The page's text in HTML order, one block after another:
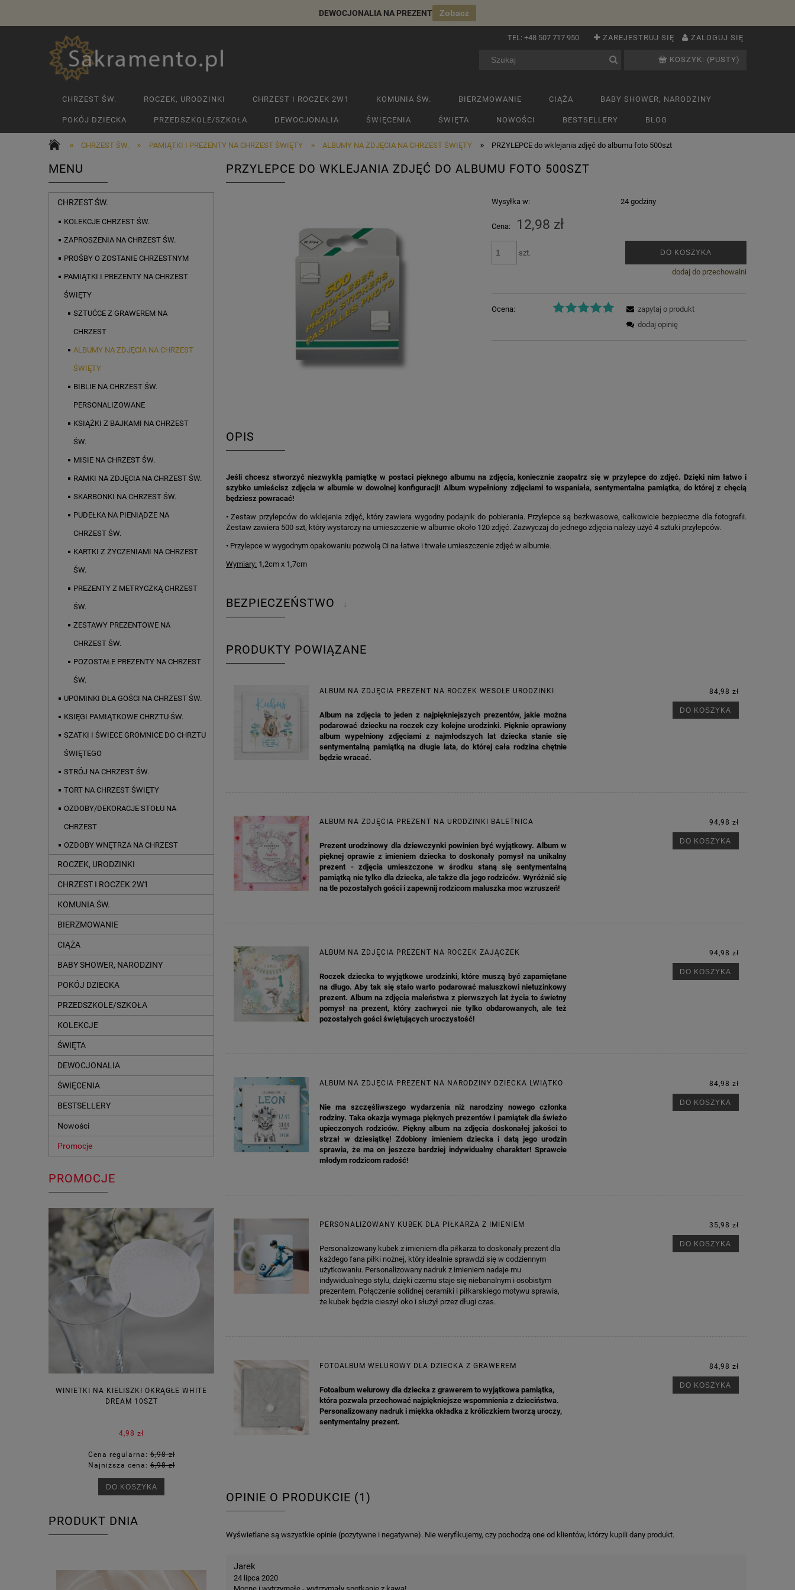
DEWOCJONALIA NA PREZENT Zobacz
ZAREJESTRUJ SIĘ ZALOGUJ SIĘ
TEL: +48 507 717 950
KOSZYK: (PUSTY)
CHRZEST ŚW. ROCZEK, URODZINKI CHRZEST I ROCZEK 2W1 KOMUNIA ŚW. BIERZMOWANIE CIĄŻA BABY SHOWER, NARODZINY
POKÓJ DZIECKA PRZEDSZKOLE/SZKOŁA DEWOCJONALIA ŚWIĘCENIA ŚWIĘTA NOWOŚCI BESTSELLERY BLOG
» CHRZEST ŚW. » PAMIĄTKI I PREZENTY NA CHRZEST ŚWIĘTY » ALBUMY NA ZDJĘCIA NA CHRZEST ŚWIĘTY » PRZYLEPCE do wklejania zdjęć do albumu foto 500szt
MENU
CHRZEST ŚW.
KOLEKCJE CHRZEST ŚW.
ZAPROSZENIA NA CHRZEST ŚW.
PROŚBY O ZOSTANIE CHRZESTNYM
PAMIĄTKI I PREZENTY NA CHRZEST
ŚWIĘTY
SZTUĆCE Z GRAWEREM NA
CHRZEST
ALBUMY NA ZDJĘCIA NA CHRZEST
ŚWIĘTY
BIBLIE NA CHRZEST ŚW.
PERSONALIZOWANE
KSIĄŻKI Z BAJKAMI NA CHRZEST
ŚW.
MISIE NA CHRZEST ŚW.
RAMKI NA ZDJĘCIA NA CHRZEST ŚW.
SKARBONKI NA CHRZEST ŚW.
PUDEŁKA NA PIENIĄDZE NA
CHRZEST ŚW.
KARTKI Z ŻYCZENIAMI NA CHRZEST
ŚW.
PREZENTY Z METRYCZKĄ CHRZEST
ŚW.
ZESTAWY PREZENTOWE NA
CHRZEST ŚW.
POZOSTAŁE PREZENTY NA CHRZEST
ŚW.
UPOMINKI DLA GOŚCI NA CHRZEST ŚW.
KSIĘGI PAMIĄTKOWE CHRZTU ŚW.
SZATKI I ŚWIECE GROMNICE DO CHRZTU
ŚWIĘTEGO
STRÓJ NA CHRZEST ŚW.
TORT NA CHRZEST ŚWIĘTY
OZDOBY/DEKORACJE STOŁU NA
CHRZEST
OZDOBY WNĘTRZA NA CHRZEST
ROCZEK, URODZINKI
CHRZEST I ROCZEK 2W1
KOMUNIA ŚW.
BIERZMOWANIE
CIĄŻA
BABY SHOWER, NARODZINY
POKÓJ DZIECKA
PRZEDSZKOLE/SZKOŁA
KOLEKCJE
ŚWIĘTA
DEWOCJONALIA
ŚWIĘCENIA
BESTSELLERY
Nowości
Promocje
PROMOCJE
WINIETKI NA KIELISZKI OKRĄGŁE WHITE
DREAM 10SZT
4,98 zł
Cena regularna:6,98 zł
Najniższa cena:6,98 zł
DO KOSZYKA
PUDEŁECZKA PODZIĘKOWANIE ZŁOTA
KORONKA KWADRAT 10SZT
6,98 zł
GIRLANDA BIAŁE PIÓRKA ZE ZŁOTEM
PRODUKT DNIA
PRZYLEPCE DO WKLEJANIA ZDJĘĆ DO ALBUMU FOTO 500SZT
Wysyłka w: 24 godziny
Cena: 12,98 zł
szt. DO KOSZYKA
dodaj do przechowalni
Ocena:
zapytaj o produkt
dodaj opinię
OPIS
Jeśli chcesz stworzyć niezwykłą pamiątkę w postaci pięknego albumu na zdjęcia, koniecznie zaopatrz się w przylepce do zdjęć. Dzięki nim łatwo i
szybko umieścisz zdjęcia w albumie w dowolnej konfiguracji! Album wypełniony zdjęciami to wspaniała, sentymentalna pamiątka, do której z chęcią
będziesz powracać!
• Zestaw przylepców do wklejania zdjęć, który zawiera wygodny podajnik do pobierania. Przylepce są bezkwasowe, całkowicie bezpieczne dla fotografii.
Zestaw zawiera 500 szt, który wystarczy na umieszczenie w albumie około 120 zdjęć. Zazwyczaj do jednego zdjęcia należy użyć 4 sztuki przylepców.
• Przylepce w wygodnym opakowaniu pozwolą Ci na łatwe i trwałe umieszczenie zdjęć w albumie.
Wymiary: 1,2cm x 1,7cm
BEZPIECZEŃSTWO ↓
PRODUKTY POWIĄZANE
ALBUM NA ZDJĘCIA PREZENT NA ROCZEK WESOŁE URODZINKI
Album na zdjęcia to jeden z najpiękniejszych prezentów, jakie można
podarować dziecku na roczek czy kolejne urodzinki. Pięknie oprawiony
album wypełniony zdjęciami z najmłodszych lat dziecka stanie się
sentymentalną pamiątką na długie lata, do której cała rodzina chętnie
będzie wracać.
84,98 zł
DO KOSZYKA
ALBUM NA ZDJĘCIA PREZENT NA URODZINKI BALETNICA
Prezent urodzinowy dla dziewczynki powinien być wyjątkowy. Album w
pięknej oprawie z imieniem dziecka to doskonały pomysł na unikalny
prezent - zdjęcia umieszczone w środku staną się sentymentalną
pamiątką nie tylko dla dziecka, ale także dla jego rodziców. Wyróżnić się
na tle pozostałych gości i zapewnij rodzicom maluszka moc wzruszeń!
94,98 zł
DO KOSZYKA
ALBUM NA ZDJĘCIA PREZENT NA ROCZEK ZAJĄCZEK
Roczek dziecka to wyjątkowe urodzinki, które muszą być zapamiętane
na długo. Aby tak się stało warto podarować maluszkowi nietuzinkowy
prezent. Album na zdjęcia maleństwa z pierwszych lat życia to świetny
pomysł na prezent, który zachwyci nie tylko obdarowanych, ale też
pozostałych gości świętujących uroczystość!
94,98 zł
DO KOSZYKA
ALBUM NA ZDJĘCIA PREZENT NA NARODZINY DZIECKA LWIĄTKO
Nie ma szczęśliwszego wydarzenia niż narodziny nowego członka
rodziny. Taka okazja wymaga pięknych prezentów i pamiątek dla świeżo
upieczonych rodziców. Piękny album na zdjęcia doskonałej jakości to
strzał w dziesiątkę! Zdobiony imieniem dziecka i datą jego urodzin
sprawia, że ma on jeszcze bardziej indywidualny charakter! Sprawcie
młodym rodzicom radość!
84,98 zł
DO KOSZYKA
PERSONALIZOWANY KUBEK DLA PIŁKARZA Z IMIENIEM
Personalizowany kubek z imieniem dla piłkarza to doskonały prezent dla
każdego fana piłki nożnej, który idealnie sprawdzi się w codziennym
użytkowaniu. Personalizowany nadruk z imieniem nadaje mu
indywidualnego stylu, dzięki czemu staje się niebanalnym i osobistym
prezentem. Połączenie solidnej ceramiki i piłkarskiego motywu sprawia,
że kubek będzie cieszył oko i służył przez długi czas.
35,98 zł
DO KOSZYKA
FOTOALBUM WELUROWY DLA DZIECKA Z GRAWEREM
Fotoalbum welurowy dla dziecka z grawerem to wyjątkowa pamiątka,
która pozwala przechować najpiękniejsze wspomnienia z dzieciństwa.
Personalizowany nadruk i miękka okładka z króliczkiem tworzą uroczy,
sentymentalny prezent.
84,98 zł
DO KOSZYKA
OPINIE O PRODUKCIE (1)
Wyświetlane są wszystkie opinie (pozytywne i negatywne). Nie weryfikujemy, czy pochodzą one od klientów, którzy kupili dany produkt.
Jarek
24 lipca 2020